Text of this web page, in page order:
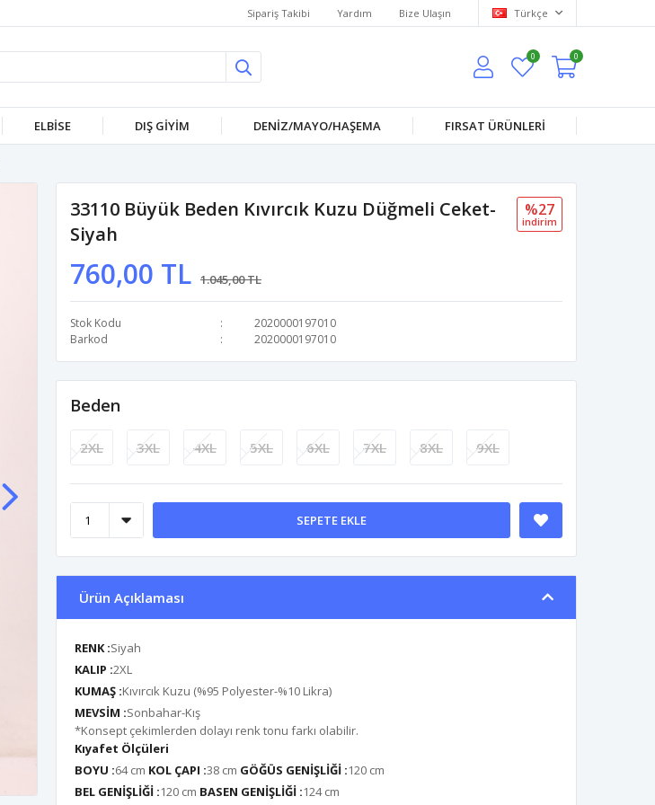
Sipariş Takibi Yardım Bize Ulaşın Türkçe
0 0
ELBİSE DIŞ GİYİM DENİZ/MAYO/HAŞEMA FIRSAT ÜRÜNLERİ
33110 Büyük Beden Kıvırcık Kuzu Düğmeli Ceket-
Siyah
760,00 TL 1.045,00 TL
%27
i̇ndi̇ri̇m
Stok Kodu
2020000197010
Barkod
2020000197010
Beden
2XL 3XL 4XL 5XL 6XL 7XL 8XL 9XL
SEPETE EKLE
Ürün Açıklaması
RENK :Siyah
KALIP :2XL
KUMAŞ :Kıvırcık Kuzu (%95 Polyester-%10 Likra)
MEVSİM :Sonbahar-Kış
*Konsept çekimlerden dolayı renk tonu farkı olabilir.
Kıyafet Ölçüleri
BOYU :64 cm KOL ÇAPI :38 cm GÖĞÜS GENİŞLİĞİ :120 cm
BEL GENİŞLİĞİ :120 cm BASEN GENİŞLİĞİ :124 cm